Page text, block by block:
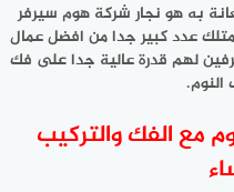
به هو نجار شركة هوم سيرفر
عدد كبير جدا من افضل عمال
لهم قدرة عالية جدا على فك
مع الفك والتركيب